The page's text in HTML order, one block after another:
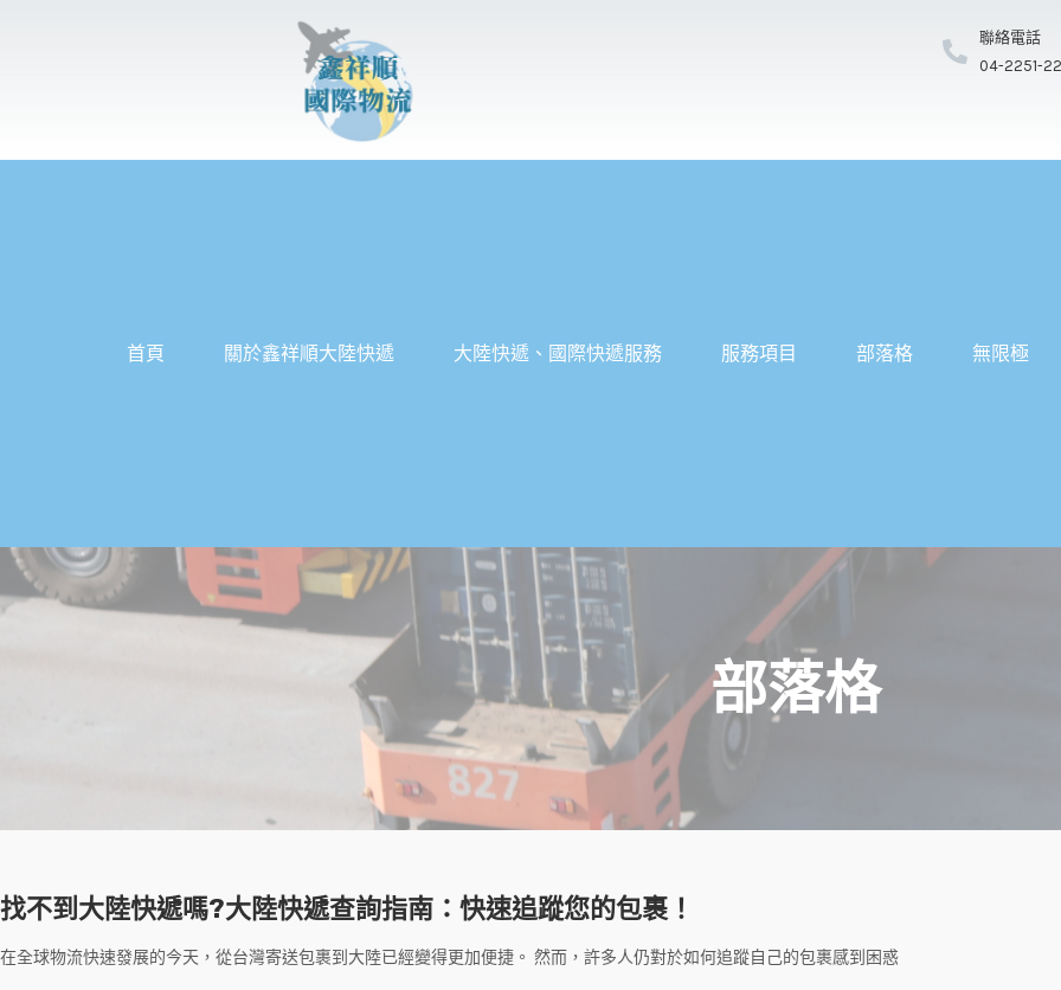
內
聯絡電話
04-2251-
首頁 關於鑫祥順大陸快遞 大陸快遞、國際快遞服務 服務項目 部落格 無限極
部落格
找不到大陸快遞嗎?大陸快遞查詢指南：快速追蹤您的包裹！
在全球物流快速發展的今天，從台灣寄送包裹到大陸已經變得更加便捷。 然而，許多人仍對於如何追蹤自己的包裹感到困惑